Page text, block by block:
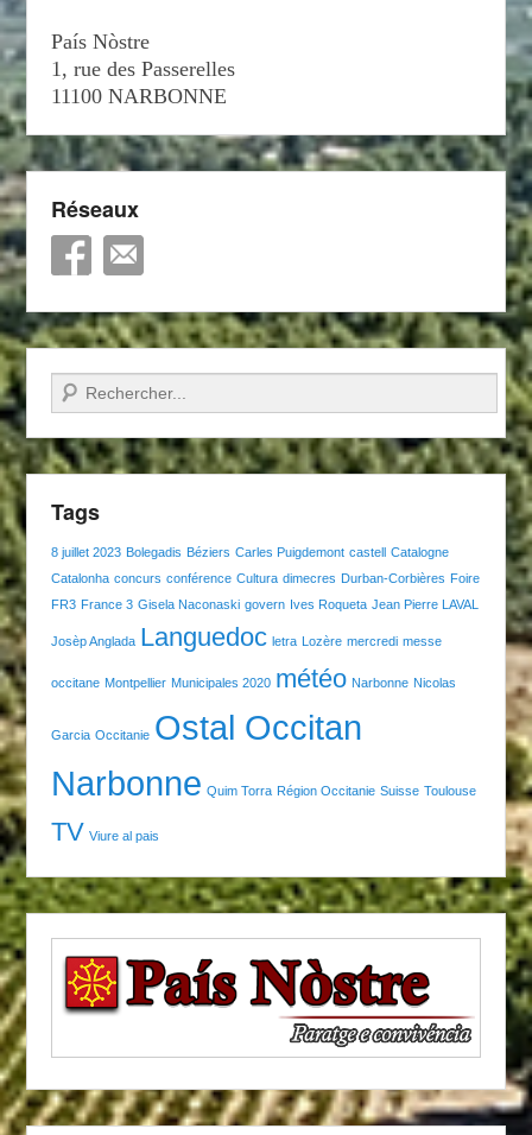
País Nòstre
1, rue des Passerelles
11100 NARBONNE
Réseaux
Recherche
Tags
8 juillet 2023 Bolegadis Béziers Carles Puigdemont castell Catalogne
Catalonha concurs conférence Cultura dimecres Durban-Corbières Foire
FR3 France 3 Gisela Naconaski govern Ives Roqueta Jean Pierre LAVAL
Josèp Anglada Languedoc letra Lozère mercredi messe
occitane Montpellier Municipales 2020 météo Narbonne Nicolas
Garcia Occitanie Ostal Occitan
Narbonne Quim Torra Région Occitanie Suisse Toulouse
TV Viure al pais